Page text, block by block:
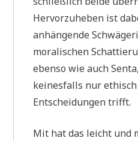
Hervorzuheben ist
anhängende
moralischen
ebenso wie auch
keinesfalls nur
Entscheidungen trifft.
Mit hat das leicht und